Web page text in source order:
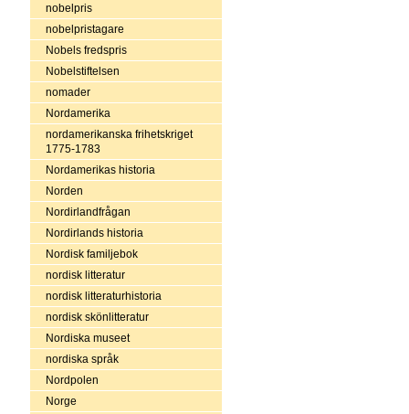
nobelpris
nobelpristagare
Nobels fredspris
Nobelstiftelsen
nomader
Nordamerika
nordamerikanska frihetskriget
1775-1783
Nordamerikas historia
Norden
Nordirlandfrågan
Nordirlands historia
Nordisk familjebok
nordisk litteratur
nordisk litteraturhistoria
nordisk skönlitteratur
Nordiska museet
nordiska språk
Nordpolen
Norge